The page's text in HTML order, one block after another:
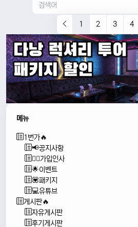
1 2 3 4
메뉴
1번가🔥
📢공지사항
🙇‍♂️가입인사
🌟이벤트
💟패키지
💻유튜브
게시판🔥
자유게시판
후기게시판